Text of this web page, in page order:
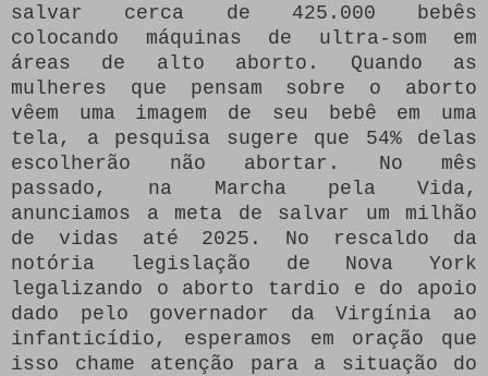
salvar cerca de 425.000 bebês
colocando máquinas de ultra-som em
áreas de alto aborto.
Quando as
mulheres que pensam sobre o aborto
vêem uma imagem de seu bebê em uma
tela, a pesquisa sugere que 54% delas
escolherão não abortar.
No mês
passado, na Marcha pela Vida,
anunciamos a meta de salvar um milhão
de vidas até 2025. No rescaldo da
notória legislação de Nova York
legalizando o aborto tardio e do apoio
dado pelo governador da Virgínia ao
infanticídio, esperamos em oração que
isso chame atenção para a situação do